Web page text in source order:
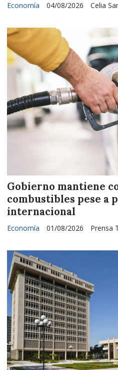
Celia
Economía 04/08/2026
Gobierno mantiene
combustibles pese a
internacional
Prensa
Economía 01/08/2026